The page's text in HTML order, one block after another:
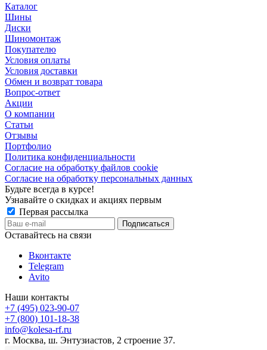
Каталог
Шины
Диски
Шиномонтаж
Покупателю
Условия оплаты
Условия доставки
Обмен и возврат товара
Вопрос-ответ
Акции
О компании
Статьи
Отзывы
Портфолио
Политика конфиденциальности
Согласие на обработку файлов cookie
Согласие на обработку персональных данных
Будьте всегда в курсе!
Узнавайте о скидках и акциях первым
Первая рассылка
Оставайтесь на связи
Вконтакте
Telegram
Avito
Наши контакты
+7 (495) 023-90-07
+7 (800) 101-18-38
info@kolesa-rf.ru
г. Москва, ш. Энтузиастов, 2 строение 37.